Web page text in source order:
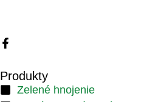
Produkty
Zelené hnojenie